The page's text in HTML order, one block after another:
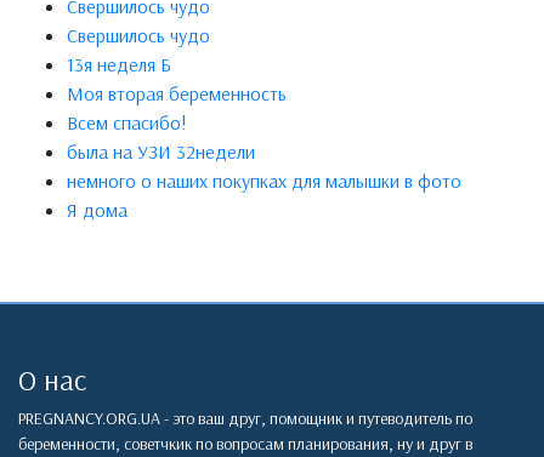
Свершилось чудо
Свершилось чудо
13я неделя Б
Моя вторая беременность
Всем спасибо!
была на УЗИ 32недели
немного о наших покупках для малышки в фото
Я дома
О нас
PREGNANCY.ORG.UA - это ваш друг, помощник и путеводитель по
беременности, советчкик по вопросам планирования, ну и друг в